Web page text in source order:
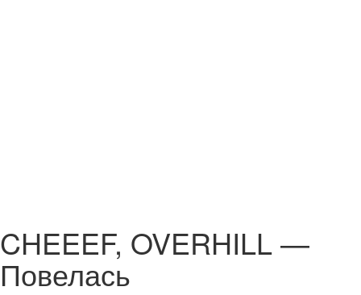
CHEEEF, OVERHILL —
Повелась